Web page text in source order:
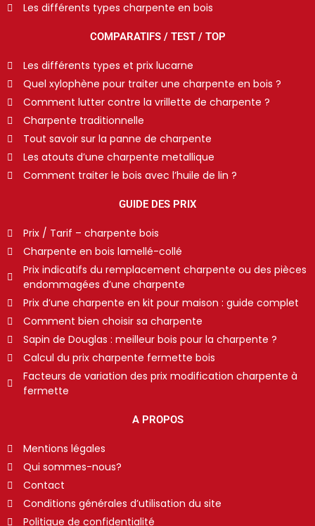
Les différents types charpente en bois
COMPARATIFS / TEST / TOP
Les différents types et prix lucarne
Quel xylophène pour traiter une charpente en bois ?
Comment lutter contre la vrillette de charpente ?
Charpente traditionnelle
Tout savoir sur la panne de charpente
Les atouts d’une charpente metallique
Comment traiter le bois avec l’huile de lin ?
GUIDE DES PRIX
Prix / Tarif – charpente bois
Charpente en bois lamellé-collé
Prix indicatifs du remplacement charpente ou des pièces
endommagées d’une charpente
Prix d’une charpente en kit pour maison : guide complet
Comment bien choisir sa charpente
Sapin de Douglas : meilleur bois pour la charpente ?
Calcul du prix charpente fermette bois
Facteurs de variation des prix modification charpente à
fermette
A PROPOS
Mentions légales
Qui sommes-nous?
Contact
Conditions générales d’utilisation du site
Politique de confidentialité